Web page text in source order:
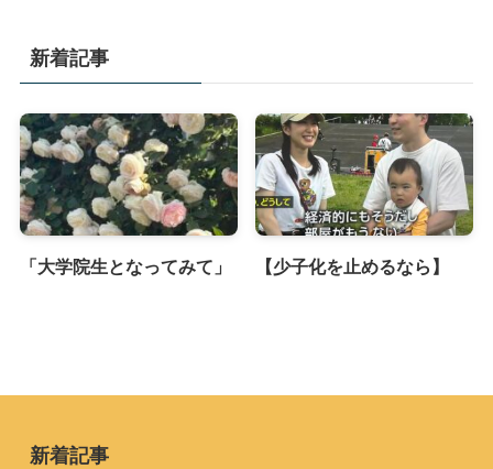
新着記事
「大学院生となってみて」 【少子化を止めるなら】
新着記事